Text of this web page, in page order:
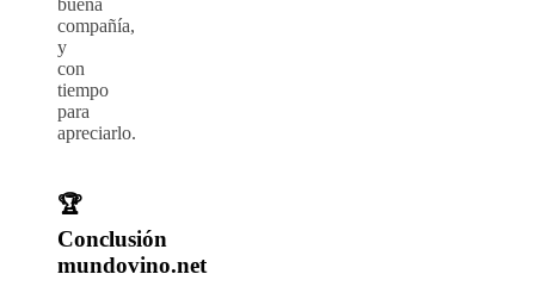
buena
compañía,
y
con
tiempo
para
apreciarlo.
🏆
Conclusión
mundovino.net